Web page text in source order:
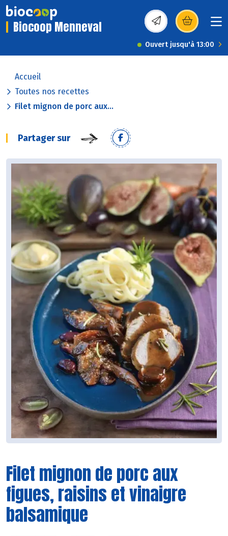
Biocoop Menneval (s’ouvre dans une
Ouvert jusqu'à 13:00
Accueil
Toutes nos recettes
Filet mignon de porc aux...
Partager sur
Filet mignon de porc aux
figues, raisins et vinaigre
balsamique